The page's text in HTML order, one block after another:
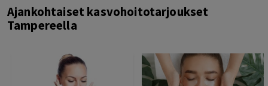
Ajankohtaiset kasvohoitotarjoukset
Tampereella